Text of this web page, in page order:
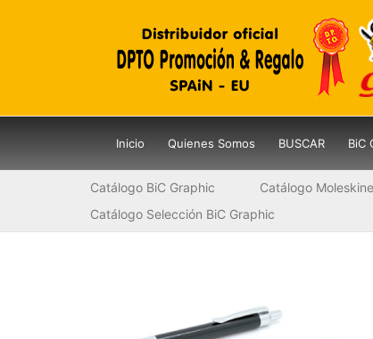
Inicio Quienes Somos BUSCAR BiC
Catálogo BiC Graphic Catálogo Moleskine
Catálogo Selección BiC Graphic